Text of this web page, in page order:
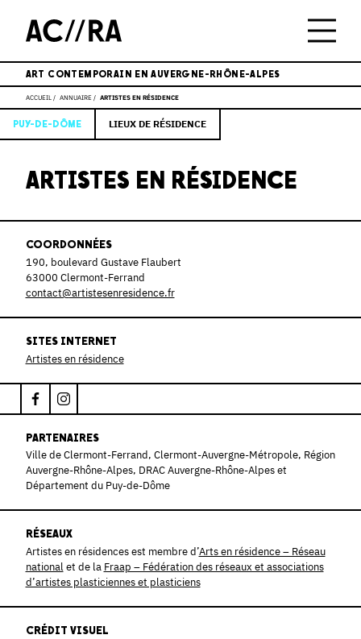
ART CONTEMPORAIN EN AUVERGNE-RHÔNE-ALPES
ACCUEIL ANNUAIRE ARTISTES EN RÉSIDENCE
PUY-DE-DÔME LIEUX DE RÉSIDENCE
ARTISTES EN RÉSIDENCE
COORDONNÉES
190, boulevard Gustave Flaubert
63000 Clermont-Ferrand
contact@artistesenresidence.fr
SITES INTERNET
Artistes en résidence
PARTENAIRES
Ville de Clermont-Ferrand, Clermont-Auvergne-Métropole, Région
Auvergne-Rhône-Alpes, DRAC Auvergne-Rhône-Alpes et
Département du Puy-de-Dôme
RÉSEAUX
Artistes en résidences est membre d’Arts en résidence – Réseau
nationalet de la Fraap – Fédération des réseaux et associations
d’artistes plasticiennes et plasticiens
CRÉDIT VISUEL